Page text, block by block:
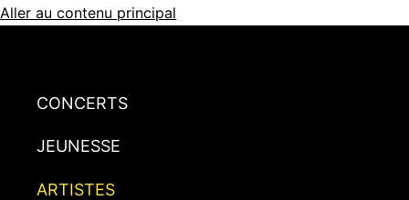
Aller au contenu principal
CONCERTS
JEUNESSE
ARTISTES